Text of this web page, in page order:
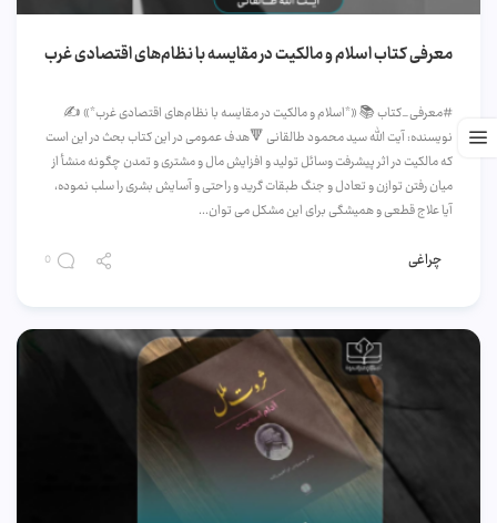
معرفی کتاب اسلام و مالکیت در مقایسه با نظام‌های اقتصادی غرب
#معرفی_کتاب 📚 «*اسلام و مالکیت در مقایسه با نظام‌های اقتصادی غرب*» ✍️
نویسنده: آیت الله سید محمود طالقانی 🔻هدف عمومی در این کتاب بحث در این است
که مالکیت در اثر پیشرفت وسائل تولید و افزایش مال و مشتری و تمدن چگونه منشأ از
میان رفتن توازن و تعادل و جنگ طبقات گرید و راحتی و آسایش بشری را سلب نموده،
آیا علاج قطعی و همیشگی برای این مشکل می توان...
چراغی 0